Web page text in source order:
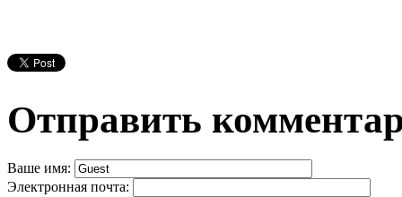
Отправить
Ваше имя:
Электронная почта: